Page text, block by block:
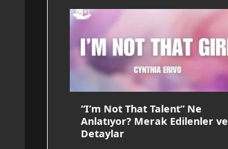
“I’m Not That Talent” Ne
Anlatıyor? Merak Edilenler ve
Detaylar